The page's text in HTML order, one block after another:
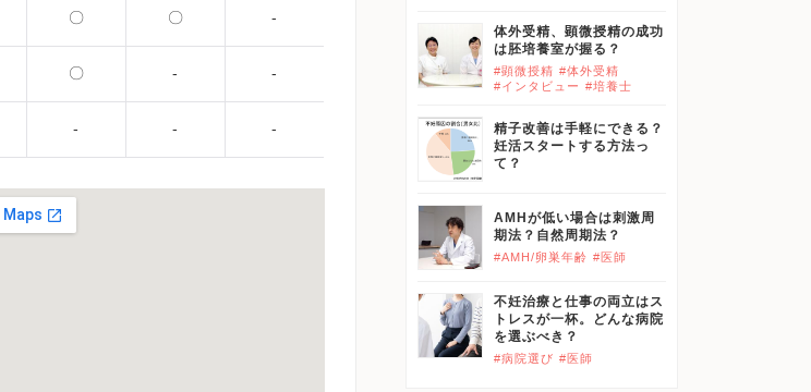
〇 〇 -
〇 - -
- - -
体外受精、顕微授精の成功
は胚培養室が握る？
#顕微授精 #体外受精
#インタビュー #培養士
精子改善は手軽にできる？
妊活スタートする方法っ
て？
AMHが低い場合は刺激周
期法？自然周期法？
#AMH/卵巣年齢 #医師
不妊治療と仕事の両立はス
トレスが一杯。どんな病院
を選ぶべき？
#病院選び #医師